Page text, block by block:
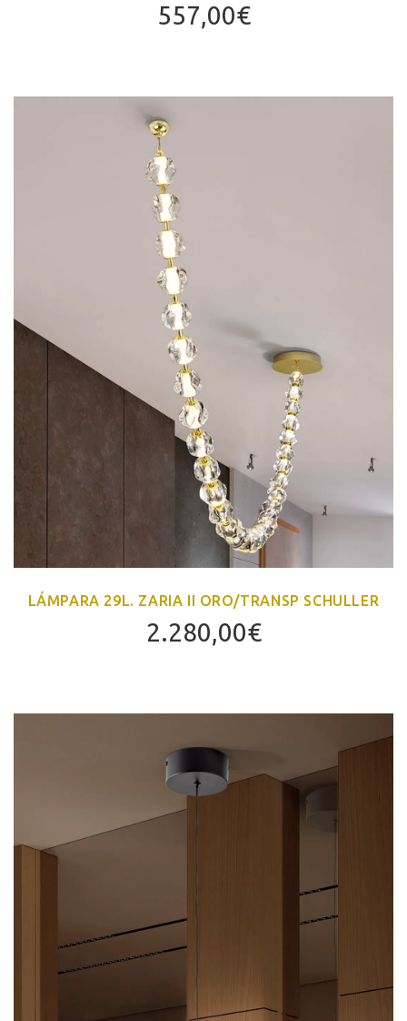
557,00€
LÁMPARA 29L. ZARIA II ORO/TRANSP SCHULLER
2.280,00€